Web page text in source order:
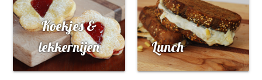
Koekjes &
lekkernijen
Lunch